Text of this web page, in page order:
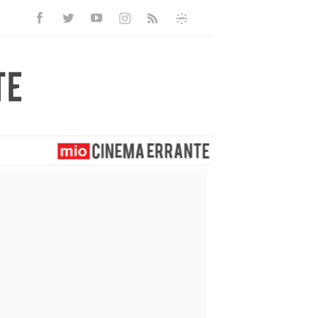
FacebookTwitterYoutubeInstagramRss
Informativa